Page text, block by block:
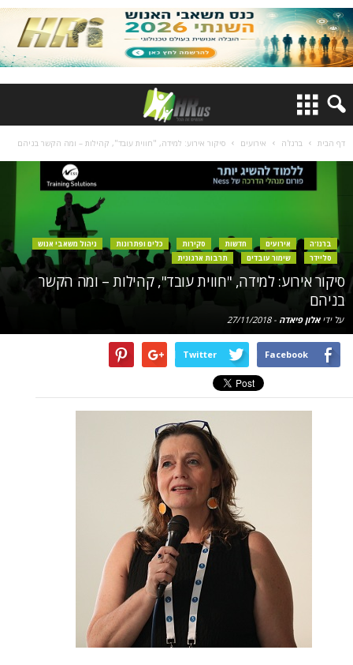
דף הבית ברנז'ה אירועים סיקור אירוע: למידה, "חווית עובד", קהילות – ומה הקשר בניהם
ברנז'ה אירועים חדשות סקירות כלים ופתרונות
ניהול משאבי אנוש
סליידר
שימור עובדים תרבות ארגונית
סיקור אירוע: למידה, "חווית עובד", קהילות – ומה הקשר
בניהם
על ידיאלון פיאדה -
27/11/2018
Facebook
Twitter